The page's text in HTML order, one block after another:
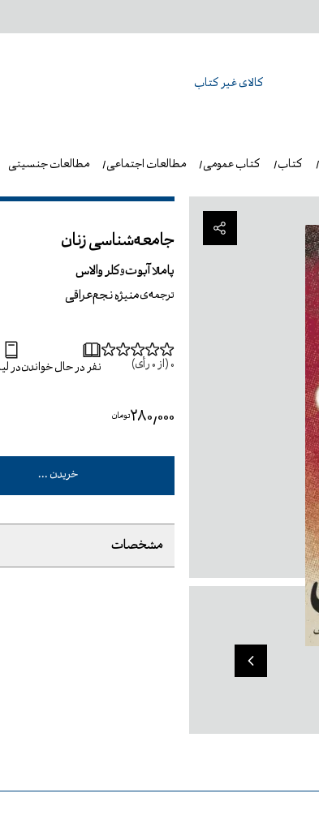
کالای غیر کتاب
مطالعات جنسیتی مطالعات اجتماعی کتاب عمومی کتاب
جامعه‌شناسی زنان
پاملا آبوتوکلر والاس
ترجمه‌یمنیژه نجم‌عراقی
0 (از 0 رأی) نفر در حال خواندندر
۲۸۰٬۰۰۰تومان
خریدن ...
مشخصات